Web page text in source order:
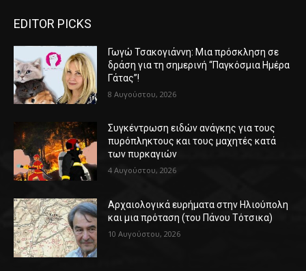
EDITOR PICKS
Γωγώ Τσακογιάννη: Μια πρόσκληση σε
δράση για τη σημερινή “Παγκόσμια Ημέρα
Γάτας”!
8 Αυγούστου, 2026
Συγκέντρωση ειδών ανάγκης για τους
πυρόπληκτους και τους μαχητές κατά
των πυρκαγιών
4 Αυγούστου, 2026
Αρχαιολογικά ευρήματα στην Ηλιούπολη
και μια πρόταση (του Πάνου Τότσικα)
10 Αυγούστου, 2026